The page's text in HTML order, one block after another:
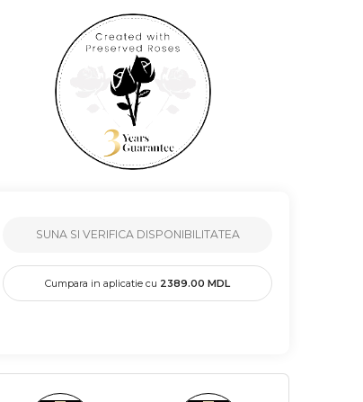
SUNA SI VERIFICA DISPONIBILITATEA
Cumpara in aplicatie cu 2389.00 MDL